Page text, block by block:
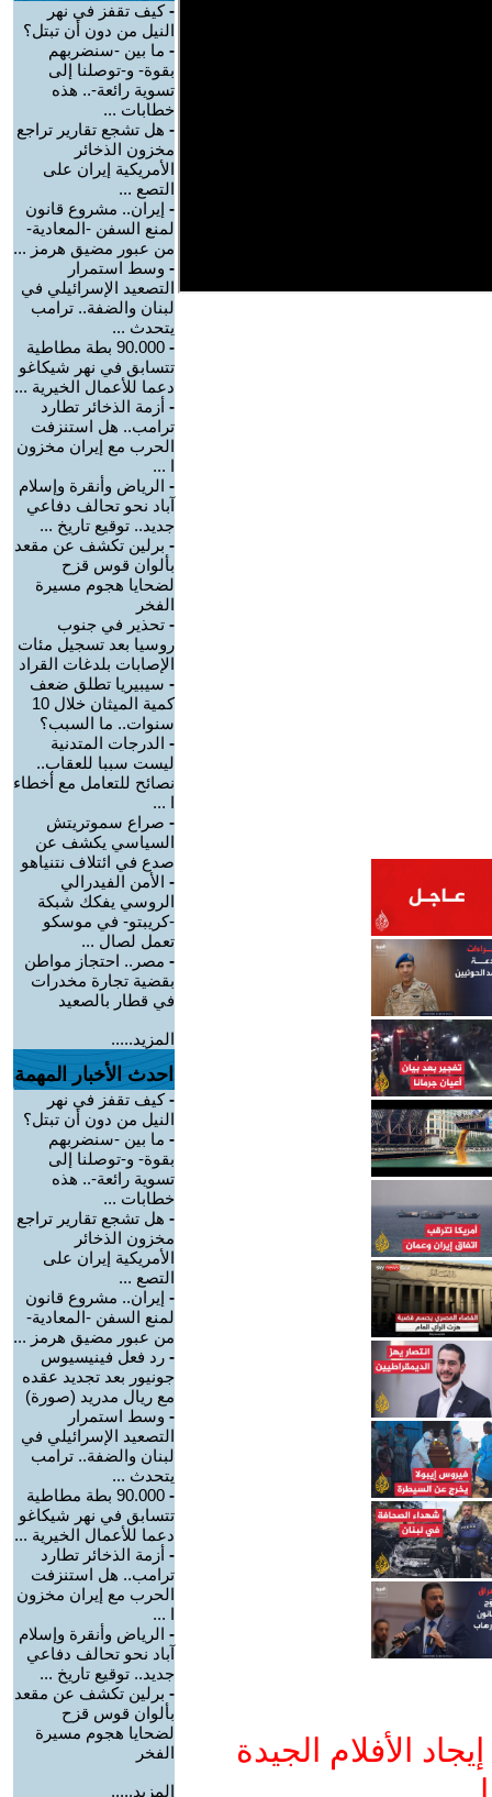
الأفلام الجيدة
-كيف تقفز في نهر
النيل من دون أن تبتل؟
- ما بين -سنضربهم
بقوة- و-توصلنا إلى
تسوية رائعة-.. هذه
خطابات ...
- هل تشجع تقارير تراجع
مخزون الذخائر
الأمريكية إيران على
التصع ...
- إيران.. مشروع قانون
لمنع السفن -المعادية-
من عبور مضيق هرمز ...
- وسط استمرار
التصعيد الإسرائيلي في
لبنان والضفة.. ترامب
يتحدث ...
-
90.000 بطة مطاطية
تتسابق في نهر شيكاغو
دعما للأعمال الخيرية ...
- أزمة الذخائر تطارد
ترامب.. هل استنزفت
الحرب مع إيران مخزون
ا ...
- الرياض وأنقرة وإسلام
آباد نحو تحالف دفاعي
جديد.. توقيع تاريخ ...
- برلين تكشف عن مقعد
بألوان قوس قزح
لضحايا هجوم مسيرة
الفخر
- تحذير في جنوب
روسيا بعد تسجيل مئات
الإصابات بلدغات القراد
- سيبيريا تطلق ضعف
كمية الميثان خلال 10
سنوات.. ما السبب؟
- الدرجات المتدنية
ليست سببا للعقاب..
نصائح للتعامل مع أخطاء
ا ...
- صراع سموتريتش
السياسي يكشف عن
صدع في ائتلاف نتنياهو
- الأمن الفيدرالي
الروسي يفكك شبكة
-كريبتو- في موسكو
تعمل لصال ...
- مصر.. احتجاز مواطن
بقضية تجارة مخدرات
في قطار بالصعيد
المزيد.....
احدث الأخبار المهمة
-كيف تقفز في نهر
النيل من دون أن تبتل؟
- ما بين -سنضربهم
بقوة- و-توصلنا إلى
تسوية رائعة-.. هذه
خطابات ...
- هل تشجع تقارير تراجع
مخزون الذخائر
الأمريكية إيران على
التصع ...
- إيران.. مشروع قانون
لمنع السفن -المعادية-
من عبور مضيق هرمز ...
- رد فعل فينيسيوس
جونيور بعد تجديد عقده
مع ريال مدريد (صورة)
- وسط استمرار
التصعيد الإسرائيلي في
لبنان والضفة.. ترامب
يتحدث ...
-
90.000 بطة مطاطية
تتسابق في نهر شيكاغو
دعما للأعمال الخيرية ...
- أزمة الذخائر تطارد
ترامب.. هل استنزفت
الحرب مع إيران مخزون
ا ...
- الرياض وأنقرة وإسلام
آباد نحو تحالف دفاعي
جديد.. توقيع تاريخ ...
- برلين تكشف عن مقعد
بألوان قوس قزح
لضحايا هجوم مسيرة
الفخر
المزيد.....